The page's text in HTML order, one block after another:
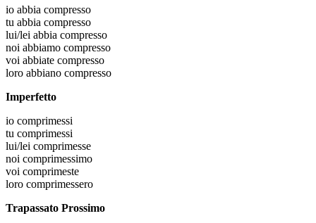
io abbia compresso
tu abbia compresso
lui/lei abbia compresso
noi abbiamo compresso
voi abbiate compresso
loro abbiano compresso
Imperfetto
io comprimessi
tu comprimessi
lui/lei comprimesse
noi comprimessimo
voi comprimeste
loro comprimessero
Trapassato Prossimo